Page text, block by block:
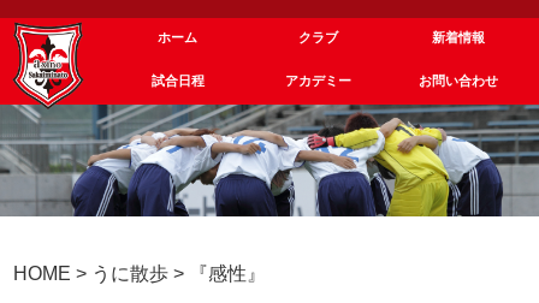
ホーム クラブ 新着情報
試合日程 アカデミー お問い合わせ
HOME > うに散歩 > 『感性』